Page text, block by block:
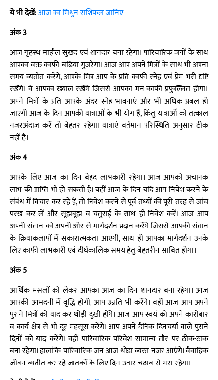
ये भी देखें:आज का मिथुन राशिफल जानिए
अंक 3
आज गृहस्थ माहौल सुखद एवं शानदार बना रहेगा। पारिवारिक जनों के साथ
आपका वक्त काफी बढ़िया गुजरेगा। आज आप अपने मित्रों के साथ भी अपना
समय व्यतीत करेंगे, आपके मित्र आप के प्रति काफी स्नेह एवं प्रेम भरी दृष्टि
रखेंगे। वे आपका ख्याल रखेंगे जिससे आपका मन काफी प्रफुल्लित होगा।
अपने मित्रों के प्रति आपके अंदर स्नेह भावनाएं और भी अधिक प्रबल हो
जाएगी आज के दिन आपकी यात्राओं के भी योग हैं, किंतु यात्राओं को तत्काल
नजरअंदाज करें तो बेहतर रहेगा। यात्राएं वर्तमान परिस्थिति अनुसार ठीक
नहीं है।
अंक 4
आपके लिए आज का दिन बेहद लाभकारी रहेगा। आज आपको अचानक
लाभ की प्राप्ति भी हो सकती हैं। वहीं आज के दिन यदि आप निवेश करने के
संबंध में विचार कर रहे हैं, तो निवेश करने से पूर्व तथ्यों की पूरी तरह से जांच
परख कर लें और सूझबूझ व चतुराई के साथ ही निवेश करें। आज आप
अपनी संतान को अपनी ओर से मार्गदर्शन प्रदान करेंगे जिससे आपकी संतान
के क्रियाकलापों में सकारात्मकता आएगी, साथ ही आपका मार्गदर्शन उनके
लिए काफी लाभकारी एवं दीर्घकालिक समय हेतु बेहतरीन साबित होगा।
अंक 5
आर्थिक मसलों को लेकर आपका आज का दिन शानदार बना रहेगा। आज
आपकी आमदनी में वृद्धि होगी, आप उन्नति भी करेंगे। वहीं आज आप अपने
पुराने मित्रों को याद कर थोड़ी दुखी होंगे। आज आप स्वयं को अपने कारोबार
व कार्य क्षेत्र से भी दूर महसूस करेंगे। आप अपने दैनिक दिनचर्या वाले पुराने
दिनों को याद करेंगे। वहीं पारिवारिक परिवेश सामान्य तौर पर ठीक-ठाक
बना रहेगा। हालांकि पारिवारिक जन आज थोड़ा व्यस्त नजर आएंगे। वैवाहिक
जीवन व्यतीत कर रहे जातकों के लिए दिन उतार-चढ़ाव से भरा रहेगा।